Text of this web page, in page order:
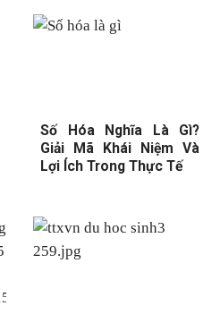
Số Hóa Nghĩa Là Gì?
Giải Mã Khái Niệm Và
Lợi Ích Trong Thực Tế